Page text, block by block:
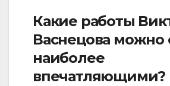
Какие работы
Васнецова можно
наиболее
впечатляющими?